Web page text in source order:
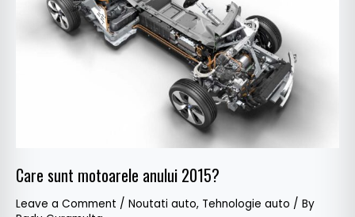
Care sunt motoarele anului 2015?
Leave a Comment / Noutati auto, Tehnologie auto / By